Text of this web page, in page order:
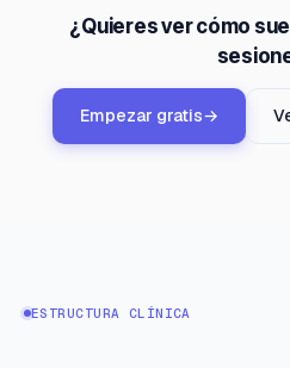
¿Quieres ver cómo
Empezar gratis→
ESTRUCTURA CLÍNICA